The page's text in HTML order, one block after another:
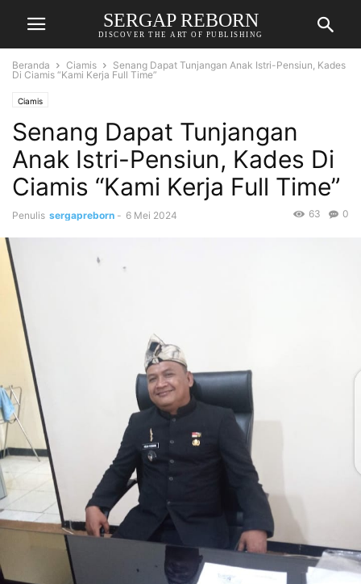
SERGAP REBORN
DISCOVER THE ART OF PUBLISHING
Beranda Ciamis
Senang Dapat Tunjangan Anak Istri-Pensiun, Kades
Di Ciamis “Kami Kerja Full Time”
Ciamis
Senang Dapat Tunjangan
Anak Istri-Pensiun, Kades Di
Ciamis “Kami Kerja Full Time”
Penulis sergapreborn - 6 Mei 2024 0
63